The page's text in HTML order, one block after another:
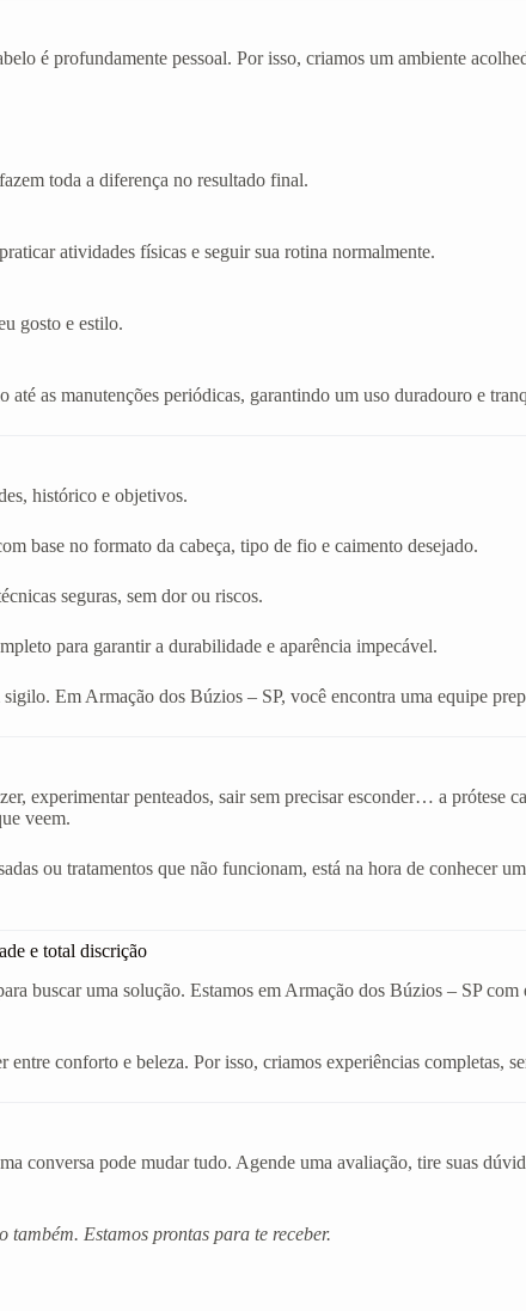
é profundamente pessoal. Por isso, criamos um ambiente
toda a diferença no resultado final.
atividades físicas e seguir sua rotina normalmente.
gosto e estilo.
até as manutenções periódicas, garantindo um uso duradouro e
histórico e objetivos.
base no formato da cabeça, tipo de fio e caimento desejado.
seguras, sem dor ou riscos.
para garantir a durabilidade e aparência impecável.
Em Armação dos Búzios – SP, você encontra uma equipe
experimentar penteados, sair sem precisar esconder… a prótese
veem.
ou tratamentos que não funcionam, está na hora de conhecer
e total discrição
buscar uma solução. Estamos em Armação dos Búzios – SP
conforto e beleza. Por isso, criamos experiências completas,
conversa pode mudar tudo. Agende uma avaliação, tire suas
Estamos prontas para te receber.